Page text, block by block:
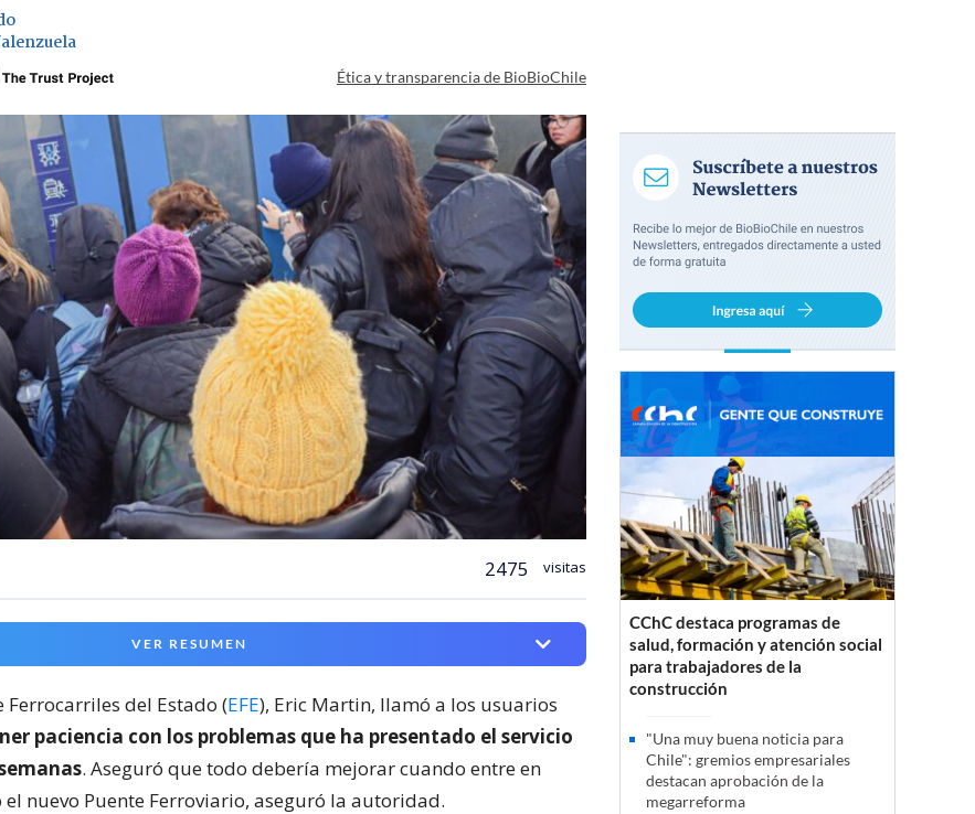
Ética y transparencia de BioBioChile
2475 visitas
VER RESUMEN
Ferrocarriles del Estado (EFE), Eric Martin, llamó a los usuarios
paciencia con los problemas que ha presentado el servicio
. Aseguró que todo debería mejorar cuando entre en
nuevo Puente Ferroviario, aseguró la autoridad.
CChC destaca programas de
salud, formación y atención social
para trabajadores de la
construcción
"Una muy buena noticia para
Chile": gremios empresariales
destacan aprobación de la
megarreforma